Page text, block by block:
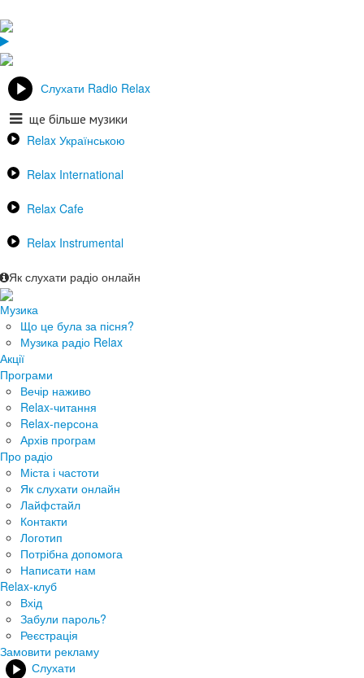
Слухати Radio Relax
ще більше музики
Relax Українською
Relax International
Relax Cafe
Relax Instrumental
Як слухати радіо онлайн
Музика
Що це була за пісня?
Музика радіо Relax
Акції
Програми
Вечір наживо
Relax-читання
Relax-персона
Архів програм
Про радіо
Міста і частоти
Як слухати онлайн
Лайфстайл
Контакти
Логотип
Потрібна допомога
Написати нам
Relax-клуб
Вхід
Забули пароль?
Реєстрація
Замовити рекламу
Слухати